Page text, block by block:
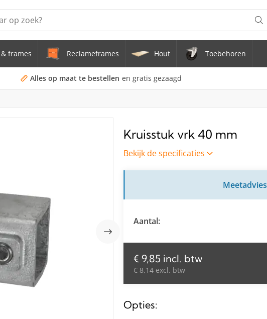
tafel uit buis Ø 33,7 mm zwenkwielen Ø 75 mm
(zonder spandoek) uit gegalvaniseerde stalen buis Ø 33.7
staal Ø 21,3 mm
frames Reclameframes Hout Toebehoren
Alles op maat te bestellen en gratis gezaagd
Kruisstuk vrk 40 mm
Bekijk de specificaties
Meetadvies
Aantal:
€ 9,85 incl. btw
€ 8,14 excl. btw
Opties: